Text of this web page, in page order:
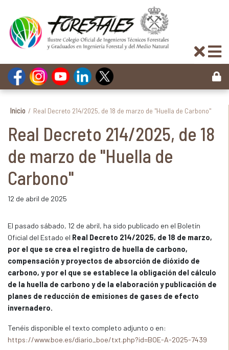
Inicio / Real Decreto 214/2025, de 18 de marzo de "Huella de Carbono"
Real Decreto 214/2025, de 18
de marzo de "Huella de
Carbono"
12 de abril de 2025
El pasado sábado, 12 de abril, ha sido publicado en el Boletín
Oficial del Estado el Real Decreto 214/2025, de 18 de marzo,
por el que se crea el registro de huella de carbono,
compensación y proyectos de absorción de dióxido de
carbono, y por el que se establece la obligación del cálculo
de la huella de carbono y de la elaboración y publicación de
planes de reducción de emisiones de gases de efecto
invernadero.
Tenéis disponible el texto completo adjunto o en:
https://www.boe.es/diario_boe/txt.php?id=BOE-A-2025-7439